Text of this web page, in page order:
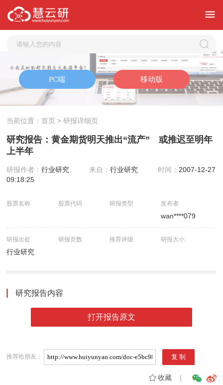
当前位置：首页 > 研报详细页
研究报告：黄金期货明天推出“流产” 或推迟至明年
上半年
研报作者：行业研究 来自：行业研究 时间： 2007-12-27
09:18:25
股票名称 股票代码 研报类型 发布者
wan****079
研报出处
行业研究
研报页数 推荐评级 研报大小
研究报告内容
打开报告原文
推荐给朋友：
收藏|